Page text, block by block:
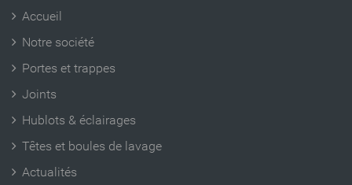
Accueil
Notre société
Portes et trappes
Joints
Hublots & éclairages
Têtes et boules de lavage
Actualités